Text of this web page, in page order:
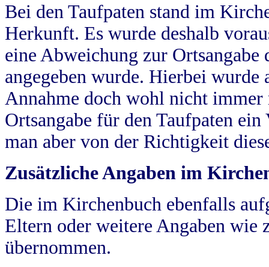
Bei den Taufpaten stand im
Herkunft. Es wurde deshalb
eine Abweichung zur
angegeben wurde. Hierbei wurde
Annahme doch wohl nicht
Ortsangabe für den Taufpaten
man aber von der Richtigkeit
Zusätzliche Angaben im
Die im Kirchenbuch ebenfalls
Eltern oder weitere Angaben wie
übernommen.